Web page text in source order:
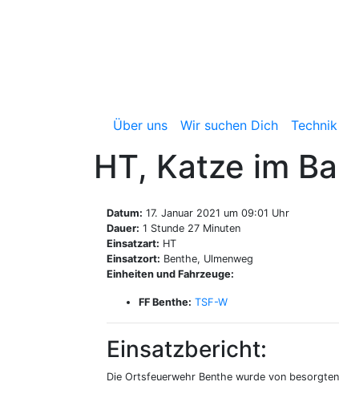
Über uns Wir suchen Dich Technik
HT, Katze im
Datum: 17. Januar 2021 um 09:01 Uhr
Dauer: 1 Stunde 27 Minuten
Einsatzart: HT
Einsatzort: Benthe, Ulmenweg
Einheiten und Fahrzeuge:
FF Benthe: TSF-W
Einsatzbericht:
Die Ortsfeuerwehr Benthe wurde von